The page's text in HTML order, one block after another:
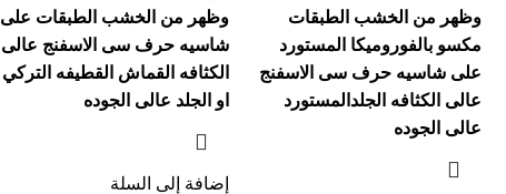
وظهر من الخشب الطبقات
مكسو بالفوروميكا المستورد
على شاسيه حرف سى الاسفنج
عالى الكثافه الجلدالمستورد
عالى الجوده
وظهر من الخشب الطبقات على
شاسيه حرف سى الاسفنج عالى
الكثافه القماش القطيفه التركي
او الجلد عالى الجوده
إضافة إلى السلة